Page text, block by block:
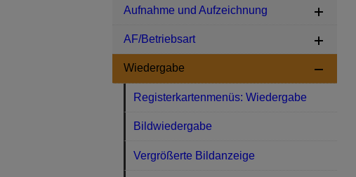
Aufnahme und Aufzeichnung
AF/Betriebsart
Wiedergabe
Registerkartenmenüs: Wiedergabe
Bildwiedergabe
Vergrößerte Bildanzeige